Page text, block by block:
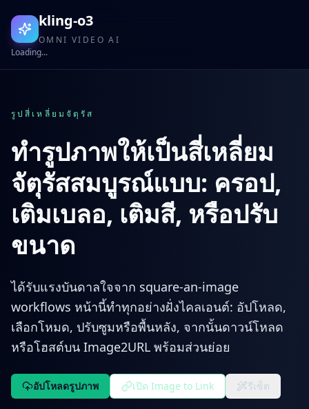
kling-o3
OMNI VIDEO AI
Loading...
รูปสี่เหลี่ยมจัตุรัส
ทำรูปภาพให้เป็นสี่เหลี่ยม
จัตุรัสสมบูรณ์แบบ: ครอป,
เติมเบลอ, เติมสี, หรือปรับ
ขนาด
ได้รับแรงบันดาลใจจาก square-an-image
workflows หน้านี้ทำทุกอย่างฝั่งไคลเอนต์: อัปโหลด,
เลือกโหมด, ปรับซูมหรือพื้นหลัง, จากนั้นดาวน์โหลด
หรือโฮสต์บน Image2URL พร้อมส่วนย่อย
อัปโหลดรูปภาพ เปิด Image to Link รีเซ็ต